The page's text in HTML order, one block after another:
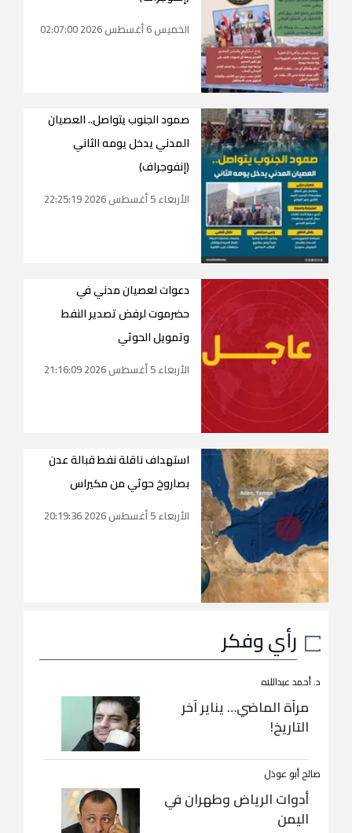
الخميس 6 أغسطس 2026 02:07:00
صمود الجنوب يتواصل.. العصيان
المدني يدخل يومه الثاني
(إنفوجراف)
الأربعاء 5 أغسطس 2026 22:25:19
دعوات لعصيان مدني في
حضرموت لرفض تصدير النفط
وتمويل الحوثي
الأربعاء 5 أغسطس 2026 21:16:09
استهداف ناقلة نفط قبالة عدن
بصاروخ حوثي من مكيراس
الأربعاء 5 أغسطس 2026 20:19:36
رأي وفكر
د. أحمد عبداللاه
مرآة الماضي… يناير آخر
التاريخ!
صالح أبو عوذل
أدوات الرياض وطهران في
اليمن